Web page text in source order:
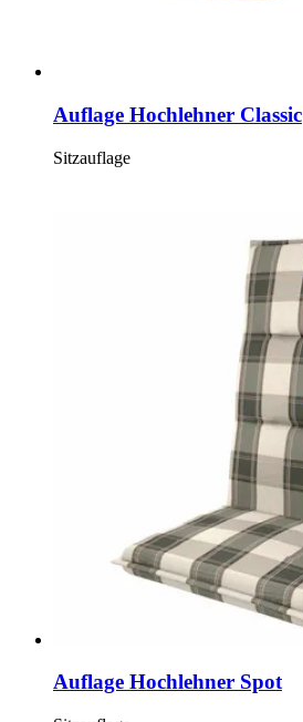
Auflage Hochlehner Classic
Sitzauflage
Auflage Hochlehner Spot